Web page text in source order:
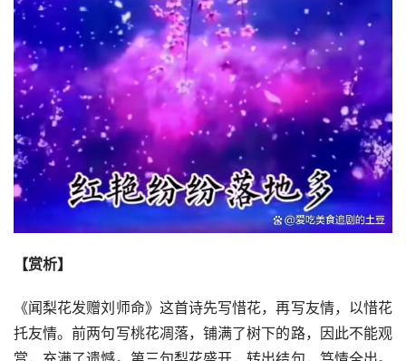
【赏析】
《闻梨花发赠刘师命》这首诗先写惜花，再写友情，以惜花
托友情。前两句写桃花凋落，铺满了树下的路，因此不能观